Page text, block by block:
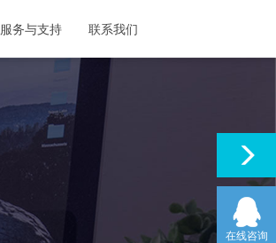
服务与支持 联系我们
在线咨询